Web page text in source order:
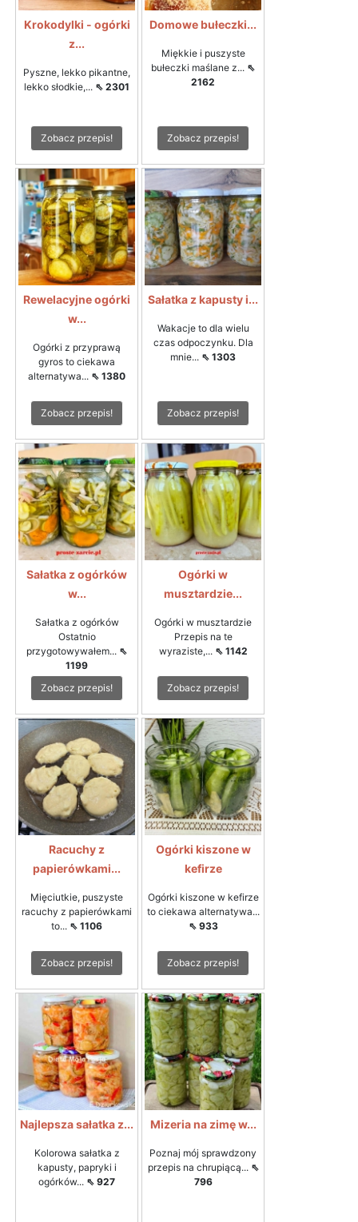
Krokodylki - ogórki
z...
Pyszne, lekko pikantne,
lekko słodkie,... ⇖ 2301
Zobacz przepis!
Domowe bułeczki...
Miękkie i puszyste
bułeczki maślane z... ⇖
2162
Zobacz przepis!
Rewelacyjne ogórki
w...
Ogórki z przyprawą
gyros to ciekawa
alternatywa... ⇖ 1380
Zobacz przepis!
Sałatka z kapusty i...
Wakacje to dla wielu
czas odpoczynku. Dla
mnie... ⇖ 1303
Zobacz przepis!
Sałatka z ogórków
w...
Sałatka z ogórków
Ostatnio
przygotowywałem... ⇖
1199
Zobacz przepis!
Ogórki w
musztardzie...
Ogórki w musztardzie
Przepis na te
wyraziste,... ⇖ 1142
Zobacz przepis!
Racuchy z
papierówkami...
Mięciutkie, puszyste
racuchy z papierówkami
to... ⇖ 1106
Zobacz przepis!
Ogórki kiszone w
kefirze
Ogórki kiszone w kefirze
to ciekawa alternatywa...
⇖ 933
Zobacz przepis!
Najlepsza sałatka z...
Kolorowa sałatka z
kapusty, papryki i
ogórków... ⇖ 927
Mizeria na zimę w...
Poznaj mój sprawdzony
przepis na chrupiącą... ⇖
796